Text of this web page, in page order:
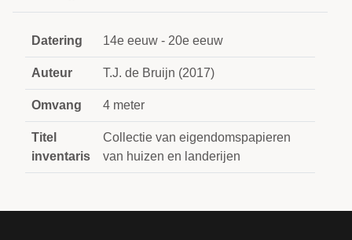
Datering 14e eeuw - 20e eeuw
Auteur T.J. de Bruijn (2017)
Omvang 4 meter
Titel
inventaris
Collectie van eigendomspapieren
van huizen en landerijen